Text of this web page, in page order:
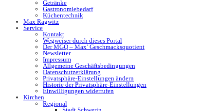
Getränke
Gastronomiebedarf
Küchentechnik
Max Ragwitz
Service
Kontakt
Wegweiser durch dieses Portal
Der MGQ – Max’ Geschmacksquotient
Newsletter
Impressum
Allgemeine Geschäftsbedingungen
Datenschutzerklärung
Privatsphäre-Einstellungen ändern
Historie der Privatsphäre-Einstellungen
Einwilligungen widerrufen
Kirchen
Regional